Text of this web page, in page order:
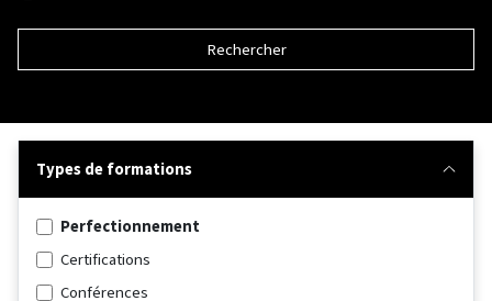
Rechercher
Types de formations
Perfectionnement
Certifications
Conférences